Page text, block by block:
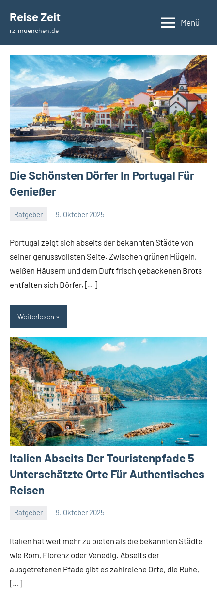
Inhalt
springen
Reise Zeit
rz-muenchen.de
Menü
Die Schönsten Dörfer In Portugal Für
Genießer
Ratgeber 9. Oktober 2025
Portugal zeigt sich abseits der bekannten Städte von
seiner genussvollsten Seite. Zwischen grünen Hügeln,
weißen Häusern und dem Duft frisch gebackenen Brots
entfalten sich Dörfer, […]
Weiterlesen
Italien Abseits Der Touristenpfade 5
Unterschätzte Orte Für Authentisches
Reisen
Ratgeber 9. Oktober 2025
Italien hat weit mehr zu bieten als die bekannten Städte
wie Rom, Florenz oder Venedig. Abseits der
ausgetretenen Pfade gibt es zahlreiche Orte, die Ruhe,
[…]